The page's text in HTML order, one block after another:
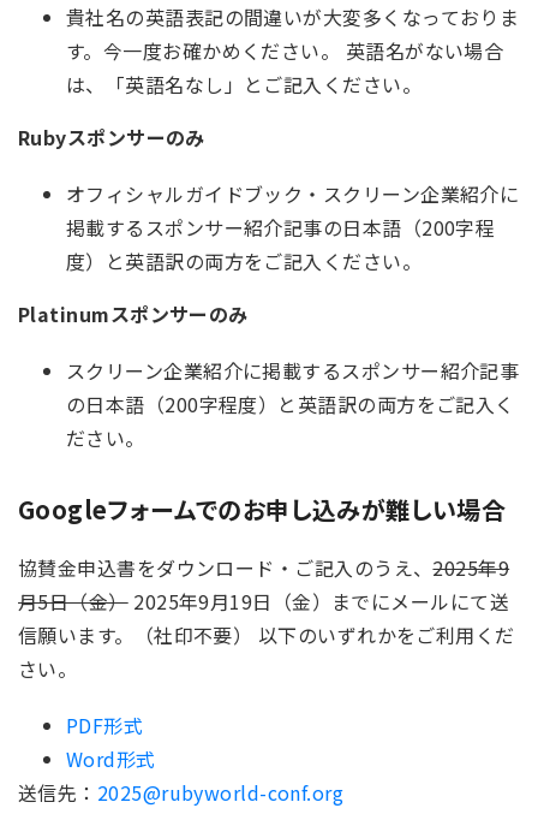
貴社名の英語表記の間違いが大変多くなっておりま
す。今一度お確かめください。 英語名がない場合
は、「英語名なし」とご記入ください。
Rubyスポンサーのみ
オフィシャルガイドブック・スクリーン企業紹介に
掲載するスポンサー紹介記事の日本語（200字程
度）と英語訳の両方をご記入ください。
Platinumスポンサーのみ
スクリーン企業紹介に掲載するスポンサー紹介記事
の日本語（200字程度）と英語訳の両方をご記入く
ださい。
Googleフォームでのお申し込みが難しい場合
協賛金申込書をダウンロード・ご記入のうえ、2025年9
月5日（金）2025年9月19日（金）までにメールにて送
信願います。（社印不要） 以下のいずれかをご利用くだ
さい。
PDF形式
Word形式
送信先： 2025@rubyworld-conf.org